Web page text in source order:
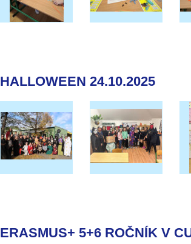
HALLOWEEN 24.10.2025
ERASMUS+ 5+6 ROČNÍK V